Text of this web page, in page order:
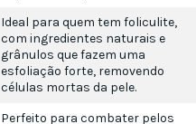
Ideal para quem tem foliculite,
com ingredientes naturais e
grânulos que fazem uma
esfoliação forte, removendo
células mortas da pele.
Perfeito para combater pelos